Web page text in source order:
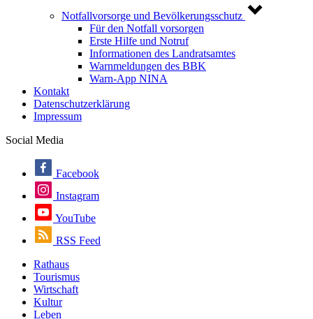
Notfallvorsorge und Bevölkerungsschutz
Für den Notfall vorsorgen
Erste Hilfe und Notruf
Informationen des Landratsamtes
Warnmeldungen des BBK
Warn-App NINA
Kontakt
Datenschutzerklärung
Impressum
Social Media
Facebook
Instagram
YouTube
RSS Feed
Rathaus
Tourismus
Wirtschaft
Kultur
Leben